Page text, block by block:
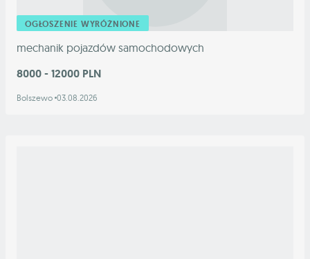
OGŁOSZENIE WYRÓŻNIONE
mechanik pojazdów samochodowych
8000 - 12000 PLN
Bolszewo 03.08.2026